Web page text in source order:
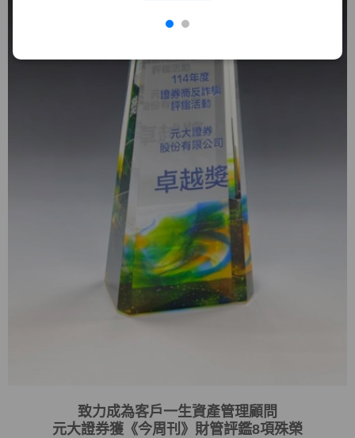
致力成為客戶一生資產管理顧問
元大證券獲《今周刊》財管評鑑8項殊榮